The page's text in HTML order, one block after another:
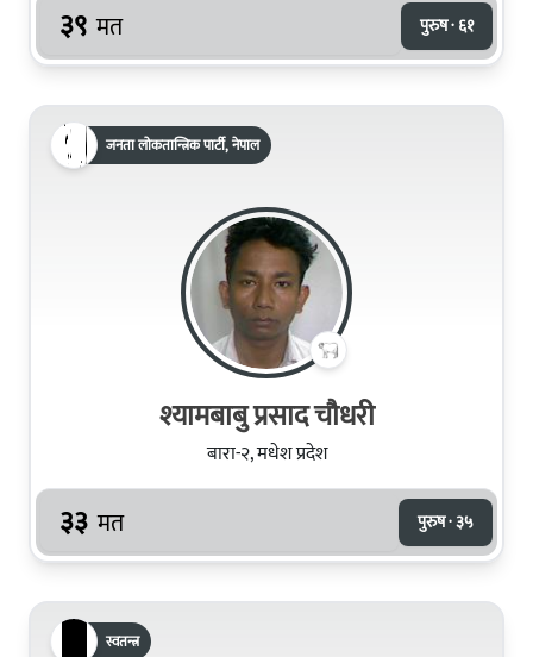
३९ मत पुरुष · ६१
जनता लोकतान्त्रिक पार्टी, नेपाल
श्यामबाबु प्रसाद चौधरी
बारा-२, मधेश प्रदेश
३३ मत पुरुष · ३५
स्वतन्त्र